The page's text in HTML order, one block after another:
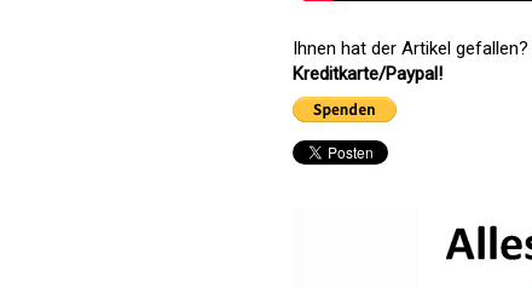
Ihnen hat der Artikel gefallen?
Kreditkarte/Paypal!